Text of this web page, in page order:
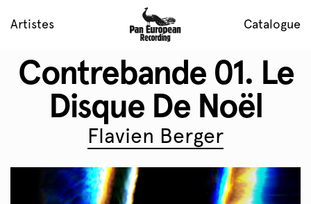
Artistes Catalogue
Contrebande 01. Le
Disque De Noël
Flavien Berger